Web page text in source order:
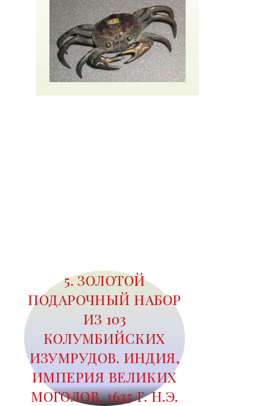
5. ЗОЛОТОЙ
ПОДАРОЧНЫЙ НАБОР
ИЗ 103
КОЛУМБИЙСКИХ
ИЗУМРУДОВ. ИНДИЯ,
ИМПЕРИЯ ВЕЛИКИХ
МОГОЛОВ, 1635 Г. Н.Э.